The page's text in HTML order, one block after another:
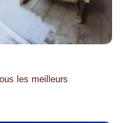
les meilleurs